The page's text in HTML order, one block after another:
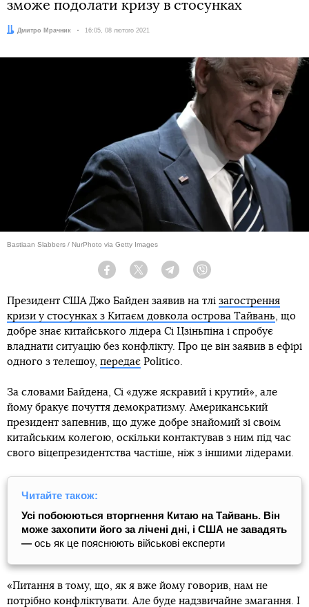
зможе подолати кризу в стосунках
Автор:
Дмитро Мрачник Дата:
16:05, 08 лютого 2021
Bastiaan Slabbers / NurPhoto via Getty Images
Facebook Twitter Telegram
Президент США Джо Байден заявив на тлі загострення
кризи у стосунках з Китаєм довкола острова Тайвань , що
добре знає китайського лідера Сі Цзіньпіна і спробує
владнати ситуацію без конфлікту. Про це він заявив в ефірі
одного з телешоу, передає Politico.
За словами Байдена, Сі «дуже яскравий і крутий», але
йому бракує почуття демократизму. Американський
президент запевнив, що дуже добре знайомий зі своїм
китайським колегою, оскільки контактував з ним під час
свого віцепрезидентства частіше, ніж з іншими лідерами.
Читайте також:
Усі побоюються вторгнення Китаю на Тайвань. Він
може захопити його за лічені дні, і США не завадять
— ось як це пояснюють військові експерти
«Питання в тому, що, як я вже йому говорив, нам не
потрібно конфліктувати. Але буде надзвичайне змагання. І